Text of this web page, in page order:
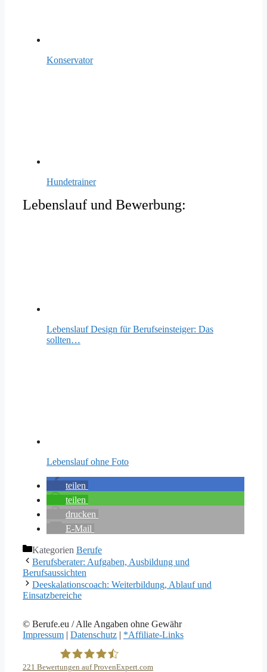
Konservator
Hundetrainer
Lebenslauf und Bewerbung:
Lebenslauf Design für Berufseinsteiger: Das
sollten…
Lebenslauf ohne Foto
teilen
teilen
drucken
E-Mail
Kategorien Berufe
Berufsberater: Aufgaben, Ausbildung und
Berufsaussichten
Deeskalationscoach: Weiterbildung, Ablauf und
Einsatzbereiche
© Berufe.eu / Alle Angaben ohne Gewähr
Impressum | Datenschutz | *Affiliate-Links
221 Bewertungen auf ProvenExpert.com